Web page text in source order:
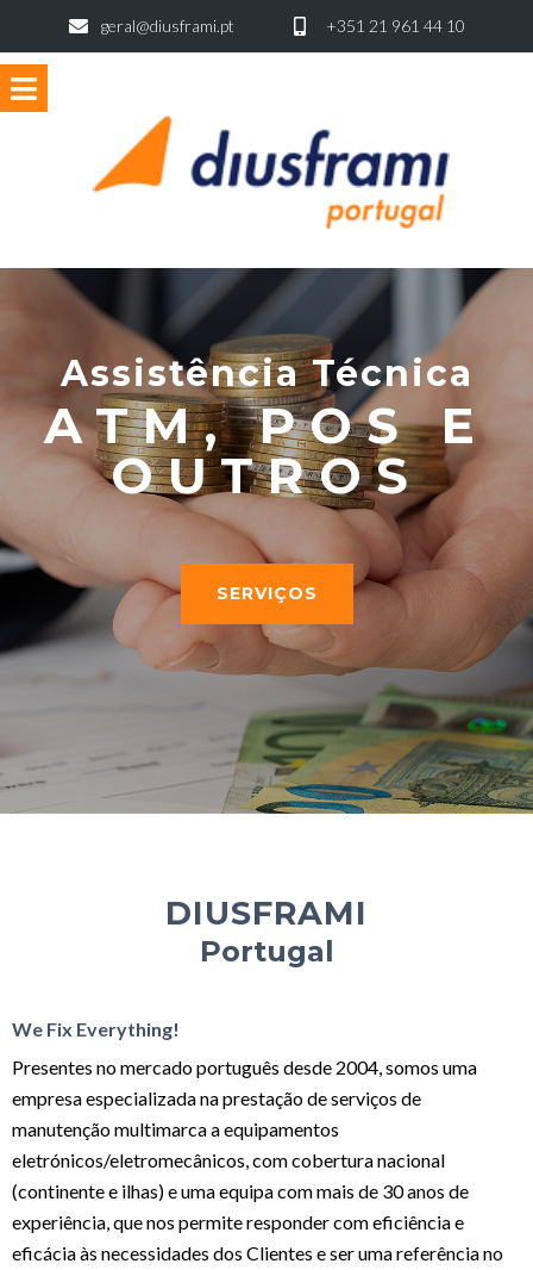
geral@diusframi.pt +351 21 961 44 10
Assistência Técnica
ATM, POS E
OUTROS
SERVIÇOS
DIUSFRAMI
Portugal
We Fix Everything!
Presentes no mercado português desde 2004, somos uma
empresa especializada na prestação de serviços de
manutenção multimarca a equipamentos
eletrónicos/eletromecânicos, com cobertura nacional
(continente e ilhas) e uma equipa com mais de 30 anos de
experiência, que nos permite responder com eficiência e
eficácia às necessidades dos Clientes e ser uma referência no